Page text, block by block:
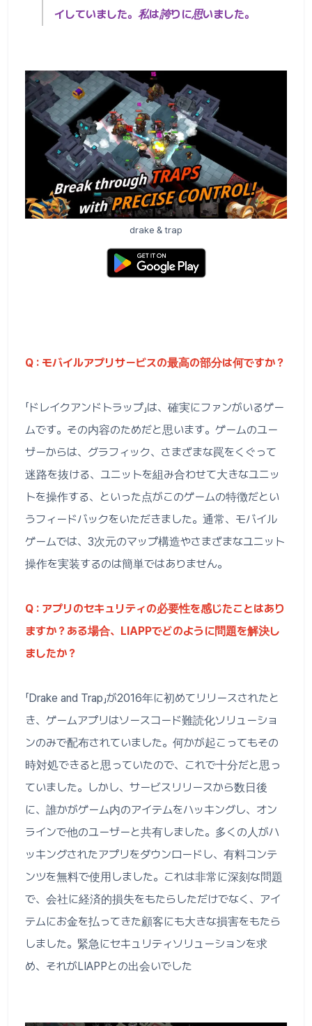
イしていました。私は誇りに思いました。
drake & trap
Q : モバイルアプリサービスの最高の部分は何ですか？
「ドレイクアンドトラップ」は、確実にファンがいるゲー
ムです。その内容のためだと思います。ゲームのユー
ザーからは、グラフィック、さまざまな罠をくぐって
迷路を抜ける、ユニットを組み合わせて大きなユニッ
トを操作する、といった点がこのゲームの特徴だとい
うフィードバックをいただきました。通常、モバイル
ゲームでは、3次元のマップ構造やさまざまなユニット
操作を実装するのは簡単ではありません。
Q : アプリのセキュリティの必要性を感じたことはあり
ますか？ある場合、LIAPPでどのように問題を解決し
ましたか？
「Drake and Trap」が2016年に初めてリリースされたと
き、ゲームアプリはソースコード難読化ソリューショ
ンのみで配布されていました。何かが起こってもその
時対処できると思っていたので、これで十分だと思っ
ていました。しかし、サービスリリースから数日後
に、誰かがゲーム内のアイテムをハッキングし、オン
ラインで他のユーザーと共有しました。多くの人がハ
ッキングされたアプリをダウンロードし、有料コンテ
ンツを無料で使用しました。これは非常に深刻な問題
で、会社に経済的損失をもたらしただけでなく、アイ
テムにお金を払ってきた顧客にも大きな損害をもたら
しました。緊急にセキュリティソリューションを求
め、それがLIAPPとの出会いでした